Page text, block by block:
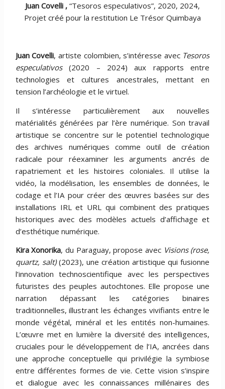
Juan Covelli , “Tesoros especulativos”, 2020, 2024,
Projet créé pour la restitution Le Trésor Quimbaya
Juan Covelli, artiste colombien, s’intéresse avec Tesoros
especulativos(2020 – 2024) aux rapports entre
technologies et cultures ancestrales, mettant en
tension l’archéologie et le virtuel.
Il s’intéresse particulièrement aux nouvelles
matérialités générées par l’ère numérique. Son travail
artistique se concentre sur le potentiel technologique
des archives numériques comme outil de création
radicale pour réexaminer les arguments ancrés de
rapatriement et les histoires coloniales. Il utilise la
vidéo, la modélisation, les ensembles de données, le
codage et l’IA pour créer des œuvres basées sur des
installations IRL et URL qui combinent des pratiques
historiques avec des modèles actuels d’affichage et
d’esthétique numérique.
Kira Xonorika, du Paraguay, propose avec Visions (rose,
quartz, salt)(2023), une création artistique qui fusionne
l’innovation technoscientifique avec les perspectives
futuristes des peuples autochtones. Elle propose une
narration dépassant les catégories binaires
traditionnelles, illustrant les échanges vivifiants entre le
monde végétal, minéral et les entités non-humaines.
L’œuvre met en lumière la diversité des intelligences,
cruciales pour le développement de l’IA, ancrées dans
une approche conceptuelle qui privilégie la symbiose
entre différentes formes de vie. Cette vision s’inspire
et dialogue avec les connaissances millénaires des